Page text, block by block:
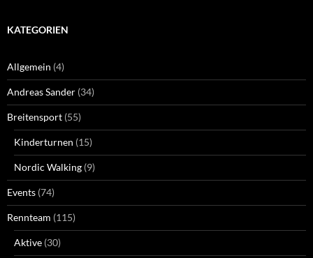
KATEGORIEN
Allgemein (4)
Andreas Sander (34)
Breitensport (55)
Kinderturnen (15)
Nordic Walking (9)
Events (74)
Rennteam (115)
Aktive (30)